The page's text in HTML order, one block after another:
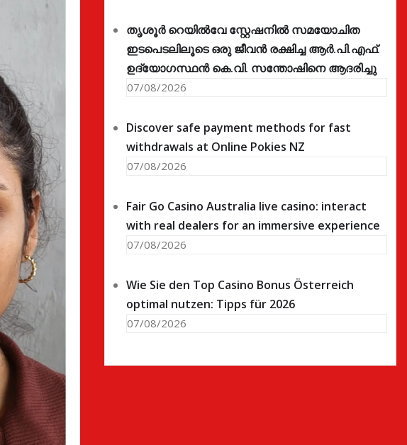
തൃശൂർ റെയിൽവേ സ്റ്റേഷനിൽ സമയോചിത
ഇടപെടലിലൂടെ ഒരു ജീവൻ രക്ഷിച്ച ആർ.പി.എഫ്.
ഉദ്യോഗസ്ഥൻ കെ.വി. സന്തോഷിനെ ആദരിച്ചു
07/08/2026
Discover safe payment methods for fast
withdrawals at Online Pokies NZ
07/08/2026
Fair Go Casino Australia live casino: interact
with real dealers for an immersive experience
07/08/2026
Wie Sie den Top Casino Bonus Österreich
optimal nutzen: Tipps für 2026
07/08/2026